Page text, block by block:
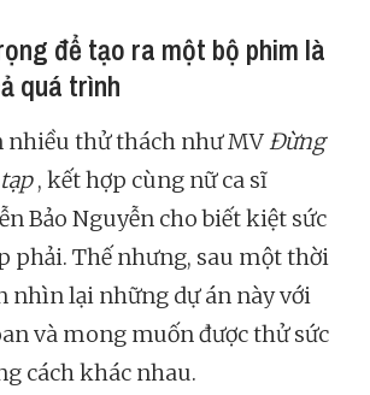
để tạo ra một bộ phim là
quá trình
nhiều thử thách như MVĐừng
, kết hợp cùng nữ ca sĩ
Bảo Nguyễn cho biết kiệt sức
phải. Thế nhưng, sau một thời
nhìn lại những dự án này với
và mong muốn được thử sức
cách khác nhau.